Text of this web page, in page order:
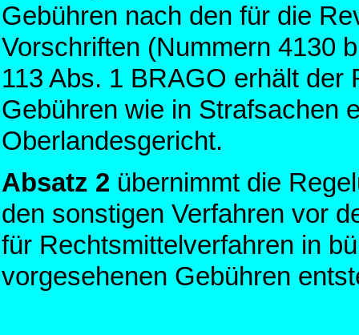
Gebühren nach den für die
Vorschriften (Nummern 4130
113 Abs. 1 BRAGO erhält
Gebühren wie in Strafsachen
Oberlandesgericht.
Absatz 2 übernimmt die
den sonstigen Verfahren vor
für Rechtsmittelverfahren in
vorgesehenen Gebühren